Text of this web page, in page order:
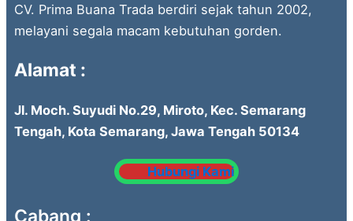
CV. Prima Buana Trada berdiri sejak tahun 2002,
melayani segala macam kebutuhan gorden.
Alamat :
Jl. Moch. Suyudi No.29, Miroto, Kec. Semarang
Tengah, Kota Semarang, Jawa Tengah 50134
Hubungi Kami
Cabang :